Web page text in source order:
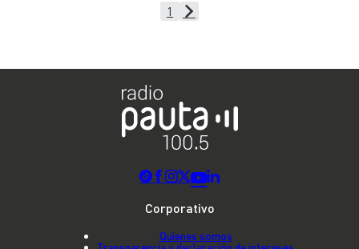
1
Corporativo
Quienes somos